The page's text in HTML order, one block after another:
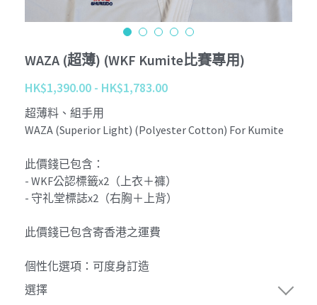
鍛鍊具 Training Mitt
沖繩傳統古武道 Okinawa Kobudo
WAZA (超薄) (WKF Kumite比賽專用)
HK$1,390.00 - HK$1,783.00
超薄料、組手用
WAZA (Superior Light) (Polyester Cotton) For Kumite
此價錢已包含：
- WKF公認標籤x2（上衣＋褲）
- 守礼堂標誌x2（右胸＋上背）
此價錢已包含寄香港之運費
個性化選項：可度身訂造
選擇